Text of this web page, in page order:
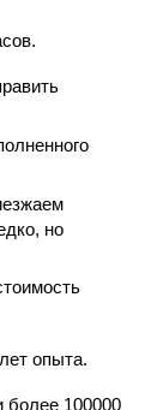
но
опыта.
более 100000